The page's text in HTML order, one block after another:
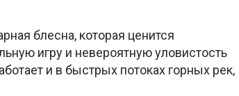
блесна, которая ценится
игру и невероятную уловистость
и в быстрых потоках горных рек,